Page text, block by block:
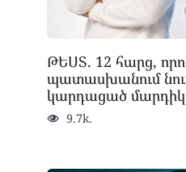
ԹԵՍՏ. 12 հարց,
պատասխանում
կարդացած մարդիկ
9.7k.